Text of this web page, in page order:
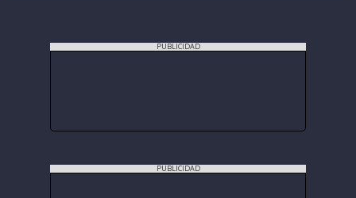
PUBLICIDAD
PUBLICIDAD